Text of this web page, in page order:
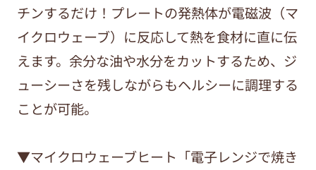
チンするだけ！プレートの発熱体が電磁波（マ
イクロウェーブ）に反応して熱を食材に直に伝
えます。余分な油や水分をカットするため、ジ
ューシーさを残しながらもヘルシーに調理する
ことが可能。
▼マイクロウェーブヒート「電子レンジで焼き